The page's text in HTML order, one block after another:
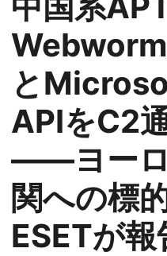
と
APIをC2
——ヨーロ
関への標
ESETが報